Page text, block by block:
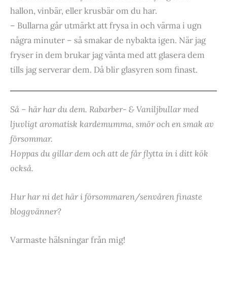
hallon, vinbär, eller krusbär om du har.
– Bullarna går utmärkt att frysa in och värma i ugn
några minuter – så smakar de nybakta igen. När jag
fryser in dem brukar jag vänta med att glasera dem
tills jag serverar dem. Då blir glasyren som finast.
Så – här har du dem. Rabarber- & Vaniljbullar med
ljuvligt aromatisk kardemumma, smör och en smak av
försommar.
Hoppas du gillar dem och att de får flytta in i ditt kök
också.
Hur har ni det här i försommaren/senvåren finaste
bloggvänner?
Varmaste hälsningar från mig!